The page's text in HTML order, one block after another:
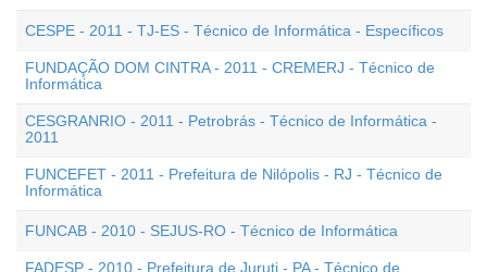
CESPE - 2011 - TJ-ES - Técnico de Informática - Específicos
FUNDAÇÃO DOM CINTRA - 2011 - CREMERJ - Técnico de
Informática
CESGRANRIO - 2011 - Petrobrás - Técnico de Informática -
2011
FUNCEFET - 2011 - Prefeitura de Nilópolis - RJ - Técnico de
Informática
FUNCAB - 2010 - SEJUS-RO - Técnico de Informática
FADESP - 2010 - Prefeitura de Juruti - PA - Técnico de